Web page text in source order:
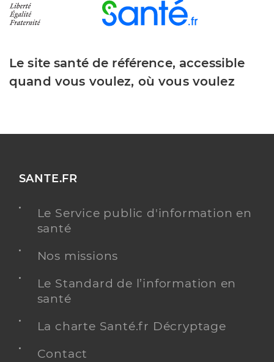
Le site santé de référence, accessible
quand vous voulez, où vous voulez
SANTE.FR
Le Service public d'information en
santé
Nos missions
Le Standard de l’information en
santé
La charte Santé.fr Décryptage
Contact